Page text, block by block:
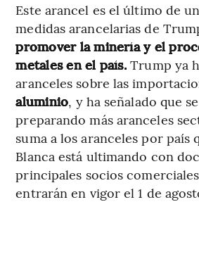
Este arancel es el último de
medidas arancelarias de
promover la minería y el
metales en el país.Trump ya
aranceles sobre las
aluminio, y ha señalado que
preparando más aranceles
suma a los aranceles por país
Blanca está ultimando con
principales socios
entrarán en vigor el 1 de